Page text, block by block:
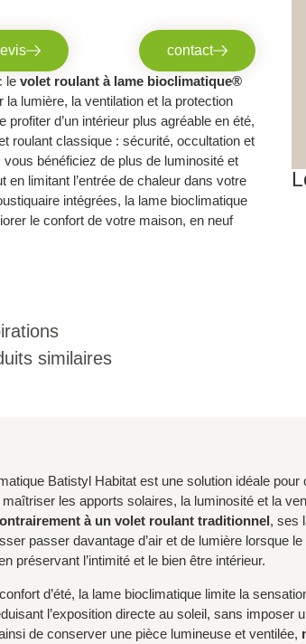
contact
le volet roulant à lame bioclimatique®
lumière, la ventilation et la protection
d’un intérieur plus agréable en été,
roulant classique : sécurité, occultation et
bénéficiez de plus de luminosité et
en limitant l’entrée de chaleur dans votre
intégrées, la lame bioclimatique
le confort de votre maison, en neuf
similaires
Batistyl Habitat est une solution idéale pour
les apports solaires, la luminosité et la
à un volet roulant traditionnel, ses
passer davantage d’air et de lumière lorsque le
préservant l’intimité et le bien être intérieur.
confort d’été, la lame bioclimatique limite la
l’exposition directe au soleil, sans imposer
de conserver une pièce lumineuse et ventilée,